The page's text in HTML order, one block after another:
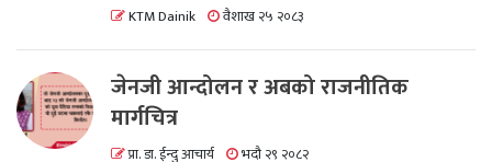
KTM Dainik वैशाख २५ २०८३
जेनजी आन्दोलन र अबको राजनीतिक
मार्गचित्र
प्रा. डा. ईन्दु आचार्य भदौ २९ २०८२